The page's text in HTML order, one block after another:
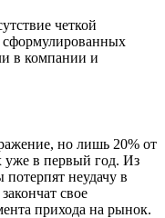
четкой
сформулированных
в компании и
но лишь 20% от
уже в первый год. Из
неудачу в
свое
прихода на рынок.